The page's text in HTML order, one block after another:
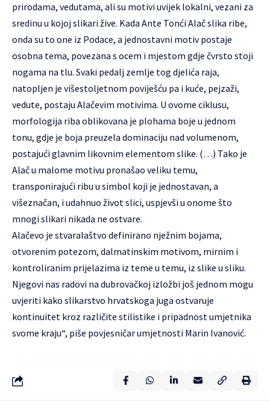
prirodama, vedutama, ali su motivi uvijek lokalni, vezani za
sredinu u kojoj slikari žive. Kada Ante Tonći Alač slika ribe,
onda su to one iz Podace, a jednostavni motiv postaje
osobna tema, povezana s ocem i mjestom gdje čvrsto stoji
nogama na tlu. Svaki pedalj zemlje tog djelića raja,
natopljen je višestoljetnom poviješću pa i kuće, pejzaži,
vedute, postaju Alačevim motivima. U ovome ciklusu,
morfologija riba oblikovana je plohama boje u jednom
tonu, gdje je boja preuzela dominaciju nad volumenom,
postajući glavnim likovnim elementom slike. (…) Tako je
Alač u malome motivu pronašao veliku temu,
transponirajući ribu u simbol koji je jednostavan, a
višeznačan, i udahnuo život slici, uspjevši u onome što
mnogi slikari nikada ne ostvare.
Alačevo je stvaralaštvo definirano nježnim bojama,
otvorenim potezom, dalmatinskim motivom, mirnim i
kontroliranim prijelazima iz teme u temu, iz slike u sliku.
Njegovi nas radovi na dubrovačkoj izložbi još jednom mogu
uvjeriti kako slikarstvo hrvatskoga juga ostvaruje
kontinuitet kroz različite stilistike i pripadnost umjetnika
svome kraju“, piše povjesničar umjetnosti Marin Ivanović.